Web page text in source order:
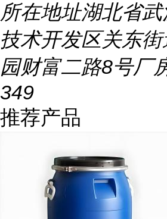
所在地址湖北省
技术开发区关东
园财富二路8号厂
349
推荐产品